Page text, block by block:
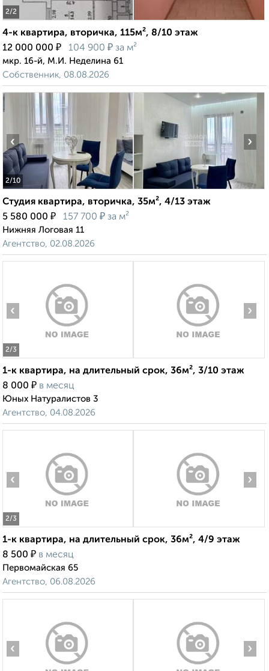
2/2
4-к квартира, вторичка, 115м², 8/10 этаж
12 000 000 ₽ 104 900 ₽ за м²
мкр. 16-й, М.И. Неделина 61
Собственник, 08.08.2026
2/10
‹ ›
Студия квартира, вторичка, 35м², 4/13 этаж
5 580 000 ₽ 157 700 ₽ за м²
Нижняя Логовая 11
Агентство, 02.08.2026
2/3
‹ ›
1-к квартира, на длительный срок, 36м², 3/10 этаж
8 000 ₽ в месяц
Юных Натуралистов 3
Агентство, 04.08.2026
2/3
‹ ›
1-к квартира, на длительный срок, 36м², 4/9 этаж
8 500 ₽ в месяц
Первомайская 65
Агентство, 06.08.2026
‹ ›